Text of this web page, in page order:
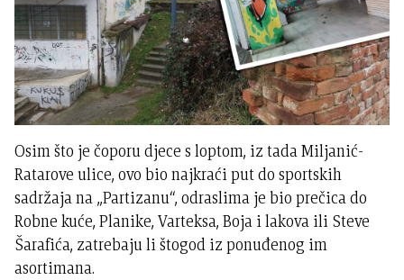
Osim što je čoporu djece s loptom, iz tada Miljanić-
Ratarove ulice, ovo bio najkraći put do sportskih
sadržaja na „Partizanu“, odraslima je bio prečica do
Robne kuće, Planike, Varteksa, Boja i lakova ili Steve
Šarafića, zatrebaju li štogod iz ponuđenog im
asortimana.